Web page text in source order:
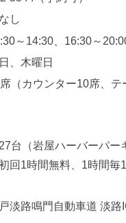
し
～14:30、16:30～
、木曜日
（カウンター10席、テ
台（岩屋ハーバーパー
回1時間無料、1時間毎
淡路鳴門自動車道 淡路